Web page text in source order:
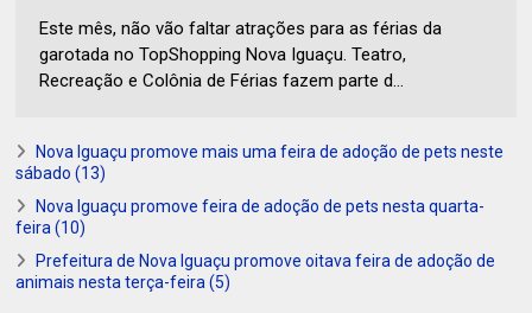
Este mês, não vão faltar atrações para as férias da
garotada no TopShopping Nova Iguaçu. Teatro,
Recreação e Colônia de Férias fazem parte d...
Nova Iguaçu promove mais uma feira de adoção de pets neste
sábado (13)
Nova Iguaçu promove feira de adoção de pets nesta quarta-
feira (10)
Prefeitura de Nova Iguaçu promove oitava feira de adoção de
animais nesta terça-feira (5)